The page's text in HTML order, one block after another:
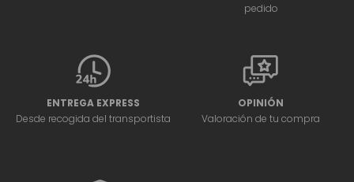
pedido
ENTREGA EXPRESS
Desde recogida del transportista
OPINIÓN
Valoración de tu compra